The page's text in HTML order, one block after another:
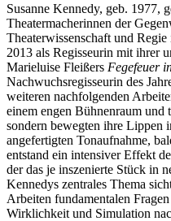
Susanne Kennedy, geb. 1977,
Theatermacherinnen der
Theaterwissenschaft und
2013 als Regisseurin mit ihrer
Marieluise Fleißers Fegefeuer
Nachwuchsregisseurin des
weiteren nachfolgenden
einem engen Bühnenraum und
sondern bewegten ihre Lippen
angefertigten Tonaufnahme,
entstand ein intensiver Effekt
der das je inszenierte Stück in
Kennedys zentrales Thema
Arbeiten fundamentalen
Wirklichkeit und Simulation